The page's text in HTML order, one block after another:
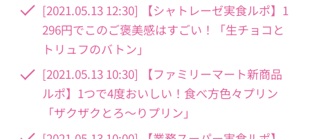
[2021.05.13 12:30] 【シャトレーゼ実食ルポ】1
296円でこのご褒美感はすごい！「生チョコと
トリュフのバトン」
[2021.05.13 10:30] 【ファミリーマート新商品
ルポ】1つで4度おいしい！食べ方色々プリン
「ザクザクとろ～りプリン」